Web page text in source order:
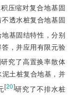
压缩对复合地基固
透水桩复合地基固
基固结特性，分别
，并应用有限元验
究了高置换率散体
土桩复合地基，并
[20]研究了不排水桩